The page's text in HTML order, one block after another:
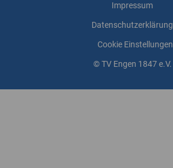
© TV Engen 1847 e.V.
Impressum
Datenschutzerklärung
Cookie Einstellungen